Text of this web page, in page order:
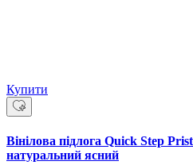
Купити
Вінілова підлога Quick Step
натуральний ясний